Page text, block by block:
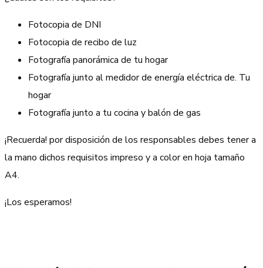
Fotocopia de DNI
Fotocopia de recibo de luz
Fotografía panorámica de tu hogar
Fotografía junto al medidor de energía eléctrica de. Tu
hogar
Fotografía junto a tu cocina y balón de gas
¡Recuerda! por disposición de los responsables debes tener a
la mano dichos requisitos impreso y a color en hoja tamaño
A4.
¡Los esperamos!